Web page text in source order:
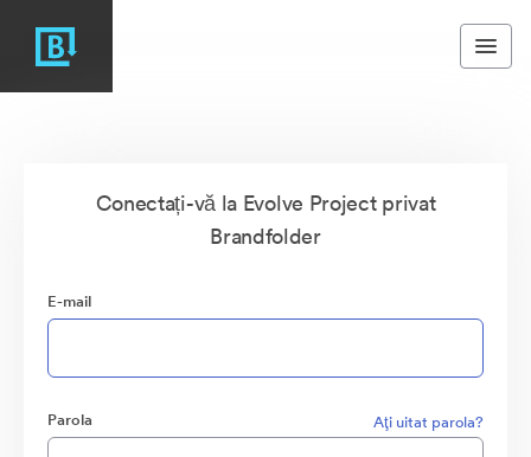
Conectați-vă la Evolve Project privat
Brandfolder
E-mail
Parola Aţi uitat parola?